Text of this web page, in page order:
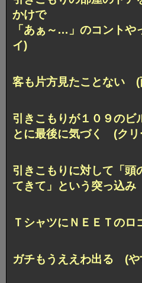
かけで
「あぁ～…」のコント
イ)
客も片方見たことない (
引きこもりが１０９のビ
とに最後に気づく (クリ
引きこもりに対して「頭
てきて」という突っ込
ＴシャツにＮＥＥＴの
ガチもうええわ出る (や